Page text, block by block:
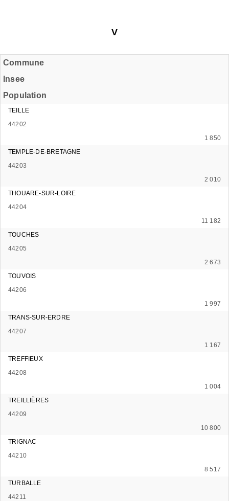
V
Commune
Insee
Population
TEILLE
44202
1 850
TEMPLE-DE-BRETAGNE
44203
2 010
THOUARE-SUR-LOIRE
44204
11 182
TOUCHES
44205
2 673
TOUVOIS
44206
1 997
TRANS-SUR-ERDRE
44207
1 167
TREFFIEUX
44208
1 004
TREILLIÈRES
44209
10 800
TRIGNAC
44210
8 517
TURBALLE
44211